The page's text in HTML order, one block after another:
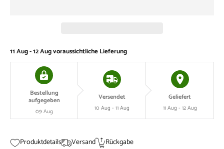
11 Aug - 12 Augvoraussichtliche Lieferung
Bestellung
aufgegeben
09 Aug
Versendet
10 Aug - 11 Aug
Geliefert
11 Aug - 12 Aug
Produktdetails Versand Rückgabe